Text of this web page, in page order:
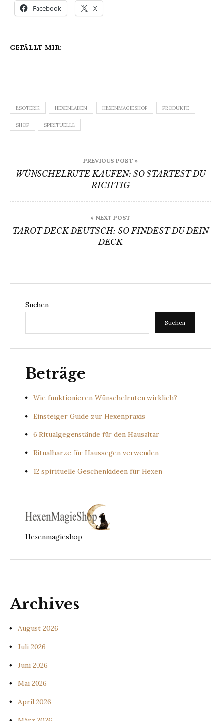
Facebook X
GEFÄLLT MIR:
ESOTERIK HEXENLADEN HEXENMAGIESHOP PRODUKTE
SHOP SPIRITUELLE
PREVIOUS POST »
WÜNSCHELRUTE KAUFEN: SO STARTEST DU
RICHTIG
« NEXT POST
TAROT DECK DEUTSCH: SO FINDEST DU DEIN
DECK
Suchen
Suchen
Beträge
Wie funktionieren Wünschelruten wirklich?
Einsteiger Guide zur Hexenpraxis
6 Ritualgegenstände für den Hausaltar
Ritualharze für Haussegen verwenden
12 spirituelle Geschenkideen für Hexen
Hexenmagieshop
Archives
August 2026
Juli 2026
Juni 2026
Mai 2026
April 2026